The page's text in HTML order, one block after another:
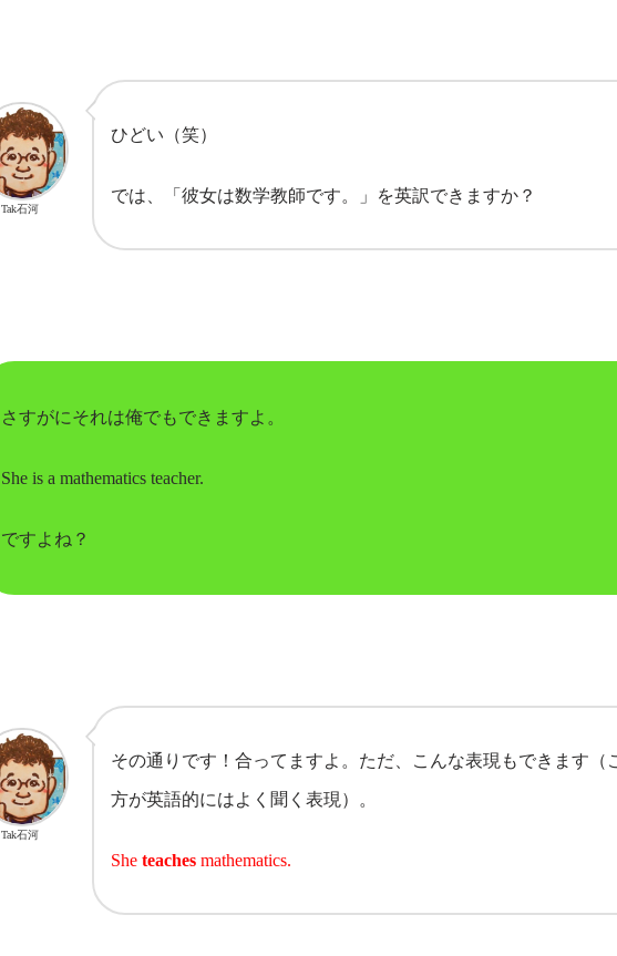
ひどい（笑）
では、「彼女は数学教師です。」を英訳できますか？
Tak石河
さすがにそれは俺でもできますよ。
She is a mathematics teacher.
ですよね？
その通りです！合ってますよ。ただ、こんな表現もできます（
方が英語的にはよく聞く表現）。
She teaches mathematics.
Tak石河